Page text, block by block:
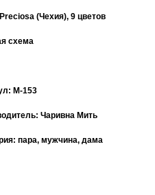
Preciosa (Чехия), 9 цветов
схема
М-153
Чаривна Мить
пара, мужчина, дама